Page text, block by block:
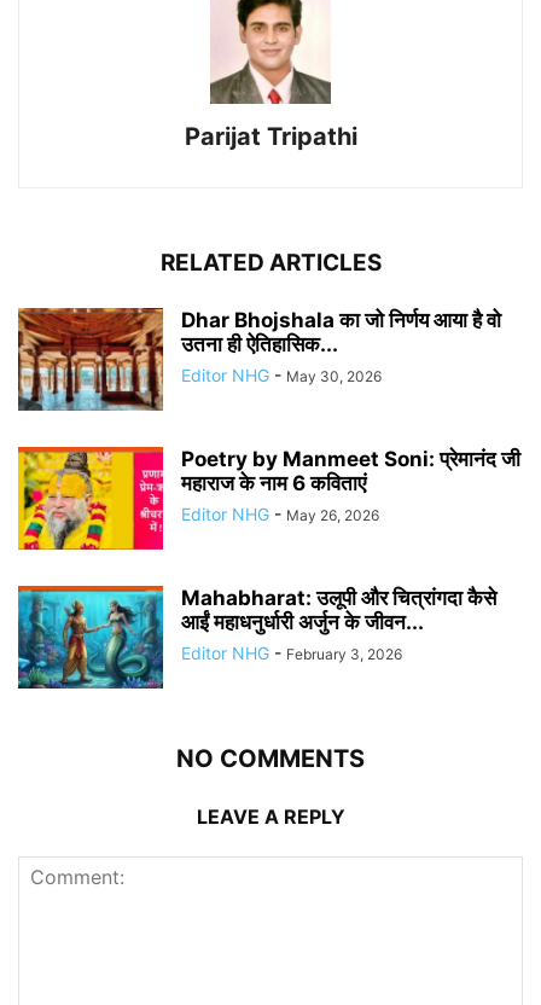
Parijat Tripathi
RELATED ARTICLES
Dhar Bhojshala का जो निर्णय आया है वो
उतना ही ऐतिहासिक...
Editor NHG - May 30, 2026
Poetry by Manmeet Soni: प्रेमानंद जी
महाराज के नाम 6 कविताएं
Editor NHG - May 26, 2026
Mahabharat: उलूपी और चित्रांगदा कैसे
आईं महाधनुर्धारी अर्जुन के जीवन...
Editor NHG - February 3, 2026
NO COMMENTS
LEAVE A REPLY